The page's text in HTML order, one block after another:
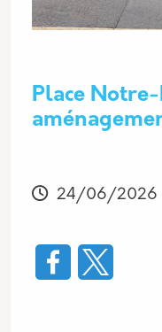
Place
Modifié
24/06/2026